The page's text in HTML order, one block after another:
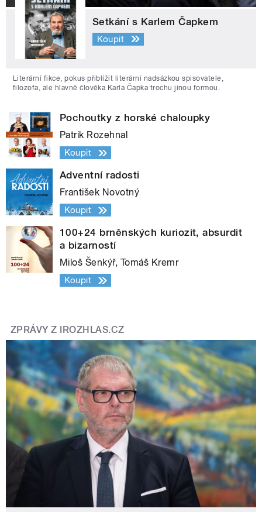
Setkání s Karlem Čapkem
Koupit
Literární fikce, pokus přiblížit literární nadsázkou spisovatele,
filozofa, ale hlavně člověka Karla Čapka trochu jinou formou.
Pochoutky z horské chaloupky
Patrik Rozehnal
Koupit
Adventní radosti
František Novotný
Koupit
100+24 brněnských kuriozit, absurdit
a bizarností
Miloš Šenkýř, Tomáš Kremr
Koupit
ZPRÁVY Z IROZHLAS.CZ